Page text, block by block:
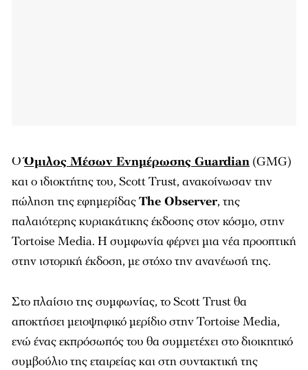
ΟΌμιλος Μέσων Ενημέρωσης Guardian (GMG)
και ο ιδιοκτήτης του, Scott Trust, ανακοίνωσαν την
πώληση της εφημερίδαςThe Observer, της
παλαιότερης κυριακάτικης έκδοσης στον κόσμο, στην
Tortoise Media. Η συμφωνία φέρνει μια νέα προοπτική
στην ιστορική έκδοση, με στόχο την ανανέωσή της.
Στο πλαίσιο της συμφωνίας, το Scott Trust θα
αποκτήσει μειοψηφικό μερίδιο στην Tortoise Media,
ενώ ένας εκπρόσωπός του θα συμμετέχει στο διοικητικό
συμβούλιο της εταιρείας και στη συντακτική της